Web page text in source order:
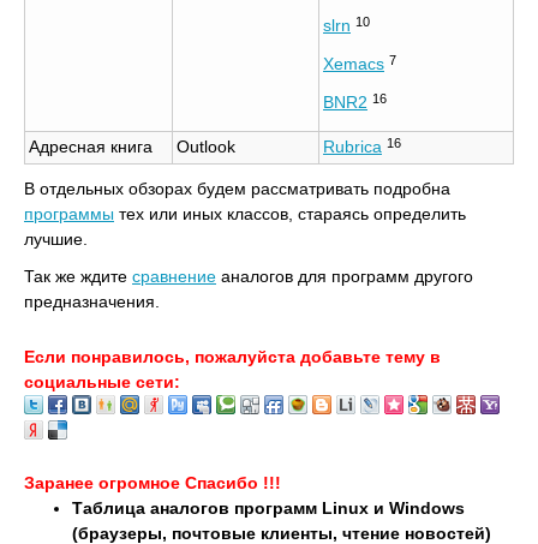
slrn 10
Xemacs 7
BNR2 16
Адресная книга Outlook Rubrica 16
В отдельных обзорах будем рассматривать подробна
программы тех или иных классов, стараясь определить
лучшие.
Так же ждите сравнение аналогов для программ другого
предназначения.
Если понравилось, пожалуйста добавьте тему в
социальные сети:
Заранее огромное Спасибо !!!
Таблица аналогов программ Linux и Windows
(браузеры, почтовые клиенты, чтение новостей)